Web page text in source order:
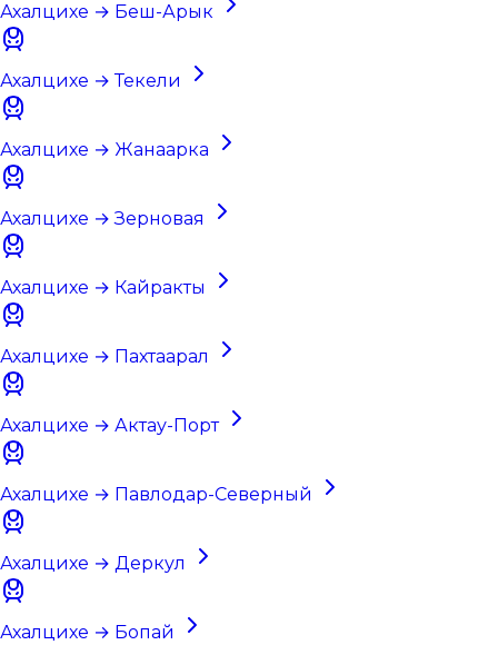
Ахалцихе → Беш-Арык
Ахалцихе → Текели
Ахалцихе → Жанаарка
Ахалцихе → Зерновая
Ахалцихе → Кайракты
Ахалцихе → Пахтаарал
Ахалцихе → Актау-Порт
Ахалцихе → Павлодар-Северный
Ахалцихе → Деркул
Ахалцихе → Бопай